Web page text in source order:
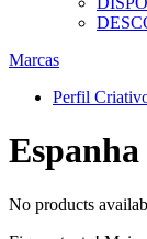
Marcas
Perfil
Espanha
No products